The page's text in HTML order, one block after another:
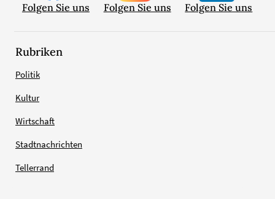
Folgen Sie uns Folgen Sie uns Folgen Sie uns
Rubriken
Politik
Kultur
Wirtschaft
Stadtnachrichten
Tellerrand